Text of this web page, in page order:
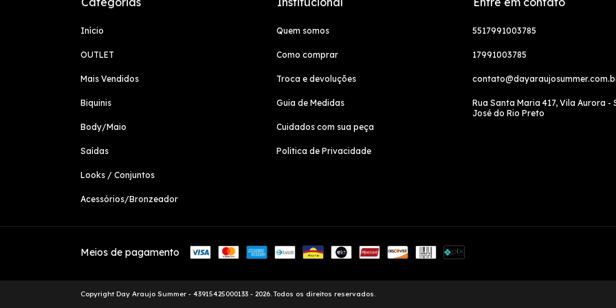
Início
OUTLET
Mais Vendidos
Biquinis
Body/Maio
Saídas
Looks / Conjuntos
Acessórios/Bronzeador
Quem somos
Como comprar
Troca e devoluções
Guia de Medidas
Cuidados com sua peça
Politica de Privacidade
5517991003785
17991003785
Rua Santa Maria 417, Vila Aurora -
José do Rio Preto
Meios de pagamento
Copyright Day Araujo Summer - 43915425000133 - 2026. Todos os direitos reservados.